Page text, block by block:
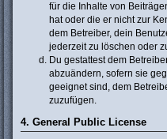
für die Inhalte von
hat oder die er nicht zur
dem Betreiber, dein
jederzeit zu löschen oder
Du gestattest dem
abzuändern, sofern sie
geeignet sind, dem
zuzufügen.
4. General Public License